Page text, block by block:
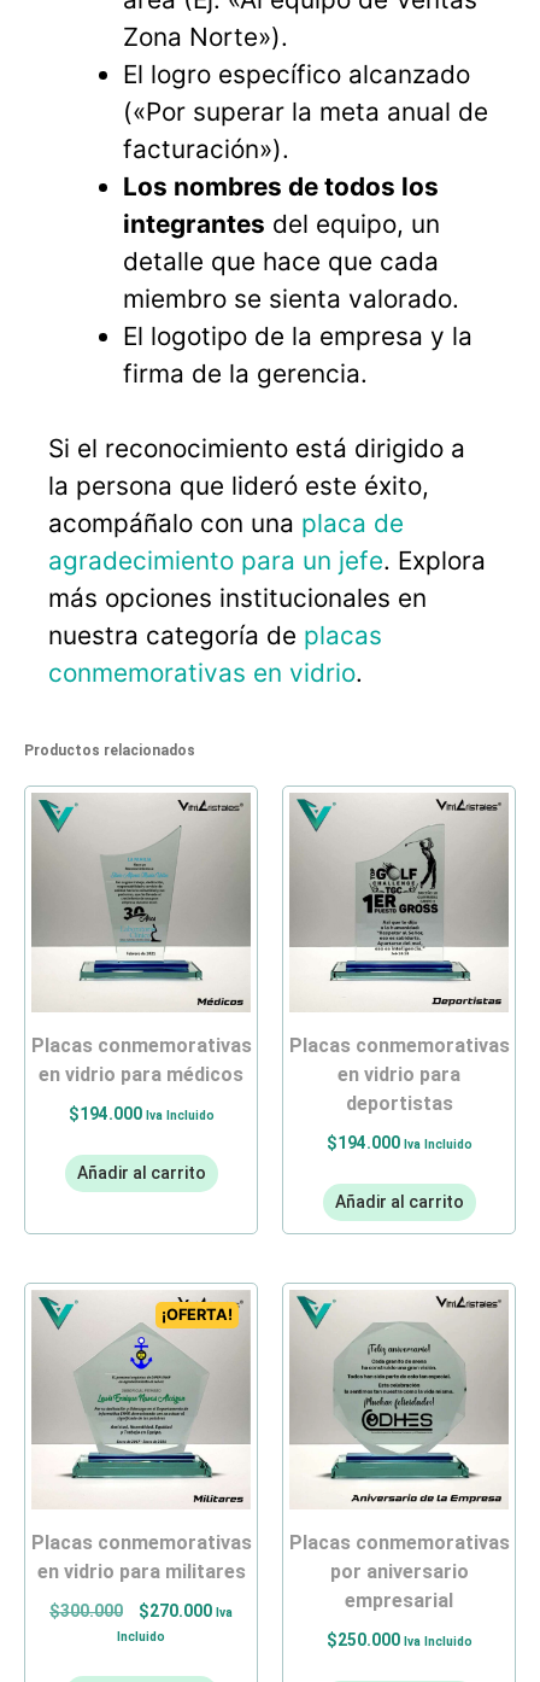
Zona Norte»).
El logro específico alcanzado
(«Por superar la meta anual de
facturación»).
Los nombres de todos los
integrantes del equipo, un
detalle que hace que cada
miembro se sienta valorado.
El logotipo de la empresa y la
firma de la gerencia.
Si el reconocimiento está dirigido a
la persona que lideró este éxito,
acompáñalo con una placa de
agradecimiento para un jefe. Explora
más opciones institucionales en
nuestra categoría de placas
conmemorativas en vidrio.
Productos relacionados
placas conmemorativas
en vidrio para médicos
$194.000 Iva Incluido
Añadir al carrito
placas conmemorativas
en vidrio para
deportistas
$194.000 Iva Incluido
Añadir al carrito
¡OFERTA!
placas conmemorativas
en vidrio para militares
$300.000 $270.000 Iva
Incluido
placas conmemorativas
por aniversario
empresarial
$250.000 Iva Incluido